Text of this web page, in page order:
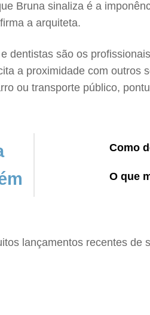
Bruna sinaliza é a
a arquiteta.
dentistas são os
a proximidade com outros
ou transporte público,
Como
O que
lançamentos recentes